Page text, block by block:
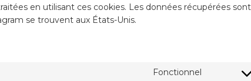
en utilisant ces cookies. Les données récupérées sont
se trouvent aux États-Unis.
Fonctionnel